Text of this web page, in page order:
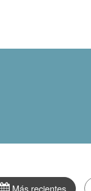
Más recientes